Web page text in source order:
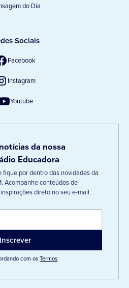
do Dia
Sociais
Facebook
Instagram
Youtube
da nossa
Educadora
por dentro das novidades da
Acompanhe conteúdos de
direto no seu e-mail.
com osTermos